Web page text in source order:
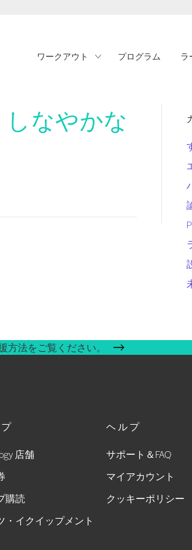
ワークアウト プログラム ラ
なやかな
法をご覧ください。
店舗
購読
・イクイップメント
ヘルプ
サポート＆FAQ
マイアカウント
クッキーポリシー